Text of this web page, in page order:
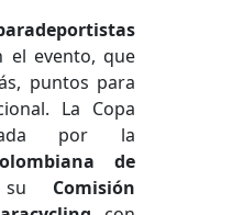
el evento, que
puntos para
La Copa
por la
de
Comisión